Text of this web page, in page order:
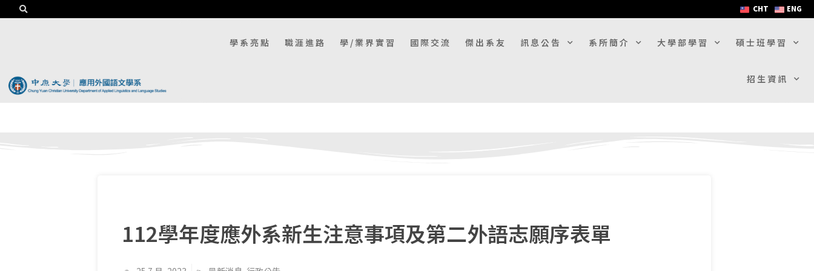
CHT ENG
學系亮點 職涯進路 學/業界實習 國際交流 傑出系友 訊息公告 系所簡介 大學部學習 碩士班學習
招生資訊
112學年度應外系新生注意事項及第二外語志願序表單